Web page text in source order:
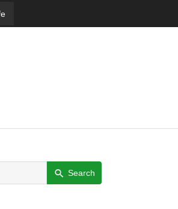
Search